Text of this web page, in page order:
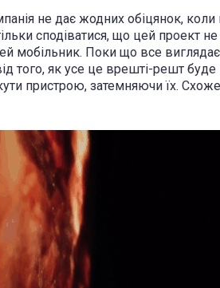
не дає жодних обіцянок,
сподіватися, що цей проект
мобільник. Поки що все
того, як усе це врешті-решт
пристрою, затемняючи їх.